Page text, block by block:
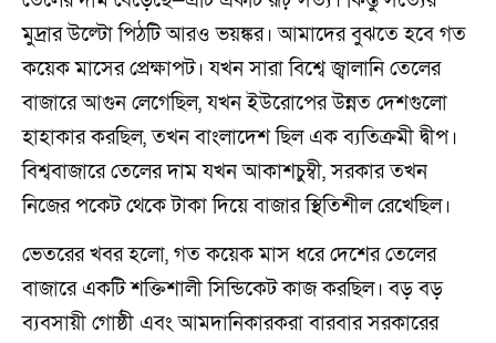
মুদ্রার উল্টো পিঠটি আরও ভয়ঙ্কর। আমাদের বুঝতে হবে গত
কয়েক মাসের প্রেক্ষাপট। যখন সারা বিশ্বে জ্বালানি তেলের
বাজারে আগুন লেগেছিল, যখন ইউরোপের উন্নত দেশগুলো
হাহাকার করছিল, তখন বাংলাদেশ ছিল এক ব্যতিক্রমী দ্বীপ।
বিশ্ববাজারে তেলের দাম যখন আকাশচুম্বী, সরকার তখন
নিজের পকেট থেকে টাকা দিয়ে বাজার স্থিতিশীল রেখেছিল।
ভেতরের খবর হলো, গত কয়েক মাস ধরে দেশের তেলের
বাজারে একটি শক্তিশালী সিন্ডিকেট কাজ করছিল। বড় বড়
ব্যবসায়ী গোষ্ঠী এবং আমদানিকারকরা বারবার সরকারের